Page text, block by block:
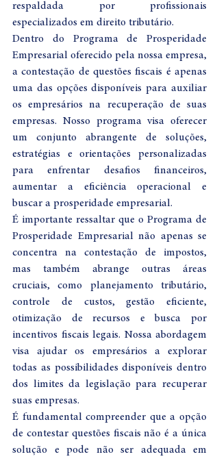
respaldada por profissionais
especializados em direito tributário.
Dentro do Programa de Prosperidade
Empresarial oferecido pela nossa empresa,
a contestação de questões fiscais é apenas
uma das opções disponíveis para auxiliar
os empresários na recuperação de suas
empresas. Nosso programa visa oferecer
um conjunto abrangente de soluções,
estratégias e orientações personalizadas
para enfrentar desafios financeiros,
aumentar a eficiência operacional e
buscar a prosperidade empresarial.
É importante ressaltar que o Programa de
Prosperidade Empresarial não apenas se
concentra na contestação de impostos,
mas também abrange outras áreas
cruciais, como planejamento tributário,
controle de custos, gestão eficiente,
otimização de recursos e busca por
incentivos fiscais legais. Nossa abordagem
visa ajudar os empresários a explorar
todas as possibilidades disponíveis dentro
dos limites da legislação para recuperar
suas empresas.
É fundamental compreender que a opção
de contestar questões fiscais não é a única
solução e pode não ser adequada em